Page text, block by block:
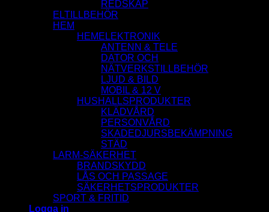
REDSKAP
ELTILLBEHÖR
HEM
HEMELEKTRONIK
ANTENN & TELE
DATOR OCH
NÄTVERKSTILLBEHÖR
LJUD & BILD
MOBIL & 12 V
HUSHALLSPRODUKTER
KLÄDVÅRD
PERSONVÅRD
SKADEDJURSBEKÄMPNING
STÄD
LARM-SÄKERHET
BRANDSKYDD
LÅS OCH PASSAGE
SÄKERHETSPRODUKTER
SPORT & FRITID
Logga in